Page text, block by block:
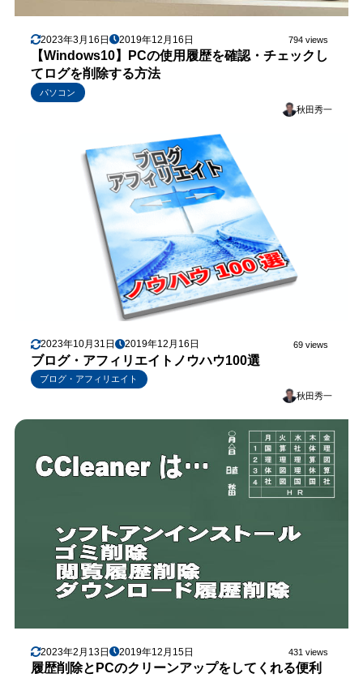
2023年3月16日 2019年12月16日 794 views
【Windows10】PCの使用履歴を確認・チェックし
てログを削除する方法
パソコン
秋田秀一
2023年10月31日 2019年12月16日 69 views
ブログ・アフィリエイトノウハウ100選
ブログ・アフィリエイト
秋田秀一
2023年2月13日 2019年12月15日 431 views
履歴削除とPCのクリーンアップをしてくれる便利